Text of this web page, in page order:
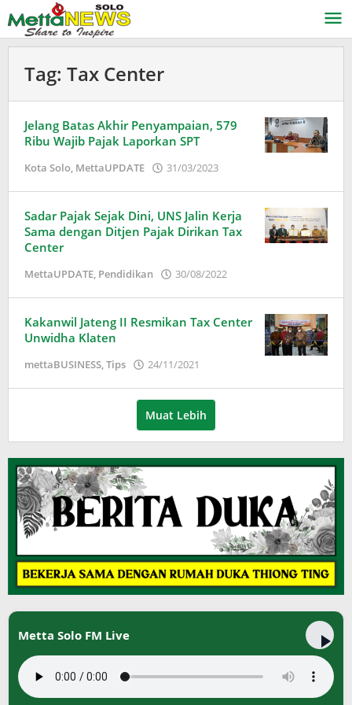
ke
konten
Tag: Tax Center
Jelang Batas Akhir Penyampaian, 579
Ribu Wajib Pajak Laporkan SPT
Kota Solo, MettaUPDATE 31/03/2023
Sadar Pajak Sejak Dini, UNS Jalin Kerja
Sama dengan Ditjen Pajak Dirikan Tax
Center
MettaUPDATE, Pendidikan 30/08/2022
Kakanwil Jateng II Resmikan Tax Center
Unwidha Klaten
mettaBUSINESS,Tips 24/11/2021
Muat Lebih
Metta Solo FM Live